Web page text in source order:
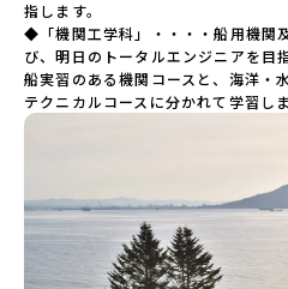
指します。
◆「機関工学科」・・・・船用機関
び、明日のトータルエンジニアを目
船実習のある機関コースと、海洋・
テクニカルコースに分かれて学習しま